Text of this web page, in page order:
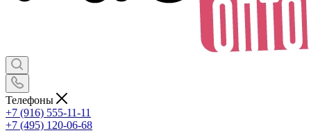
Телефоны
+7 (916) 555-11-11
+7 (495) 120-06-68